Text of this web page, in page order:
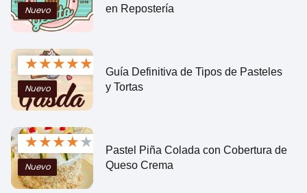
Nuevo
en Repostería
★★★★★
Nuevo
Guía Definitiva de Tipos de Pasteles
y Tortas
★★★★★
Nuevo
Pastel Piña Colada con Cobertura de
Queso Crema